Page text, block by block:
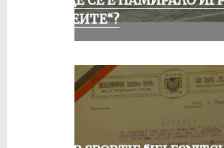
„АЛЕИТЕ“?